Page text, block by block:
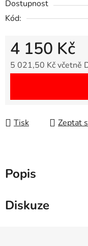
Dostupnost
Kód:
4 150 Kč
5 021,50 Kč včetně
Tisk Zeptat
Popis
Diskuze